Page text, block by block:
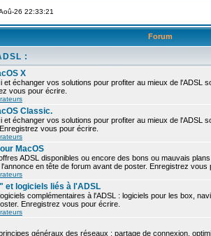
26 22:33:21
Forum
:
X
et échanger vos solutions pour profiter au mieux de l'ADSL
vous pour écrire.
Classic.
et échanger vos solutions pour profiter au mieux de l'ADSL
vous pour écrire.
MacOS
ADSL disponibles ou encore des bons ou mauvais
en tête de forum avant de poster. Enregistrez vous
et logiciels liés à l'ADSL
complémentaires à l'ADSL : logiciels pour les box,
Enregistrez vous pour écrire.
généraux des réseaux : partage de connexion,